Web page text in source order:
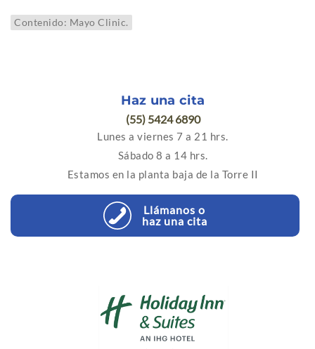
Contenido: Mayo Clinic.
Haz una cita
(55) 5424 6890
Lunes a viernes 7 a 21 hrs.
Sábado 8 a 14 hrs.
Estamos en la planta baja de la Torre II
Llámanos o
haz una cita